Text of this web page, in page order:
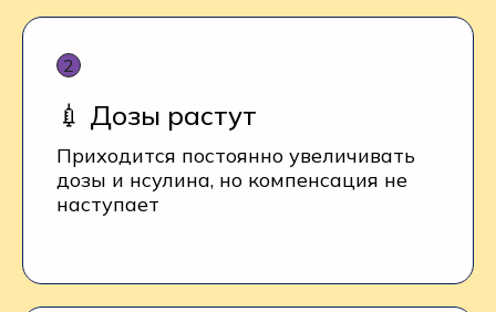
💉 Дозы растут
Приходится постоянно увеличивать
дозы и нсулина, но компенсация не
наступает